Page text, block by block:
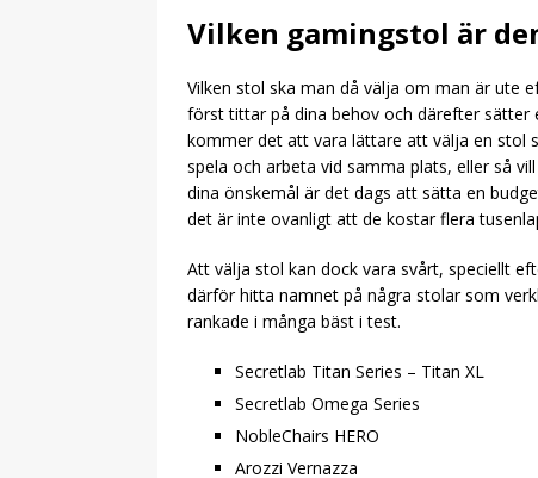
Vilken gamingstol är
Vilken stol ska man då välja om man är ute
först tittar på dina behov och därefter sätter
kommer det att vara lättare att välja en stol
spela och arbeta vid samma plats, eller så
dina önskemål är det dags att sätta en
det är inte ovanligt att de kostar flera
Att välja stol kan dock vara svårt, speciellt
därför hitta namnet på några stolar som
rankade i många bäst i test.
Secretlab Titan Series – Titan XL
Secretlab Omega Series
NobleChairs HERO
Arozzi Vernazza